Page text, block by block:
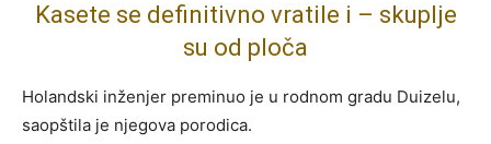
Kasete se definitivno vratile i – skuplje
su od ploča
Holandski inženjer preminuo je u rodnom gradu Duizelu,
saopštila je njegova porodica.